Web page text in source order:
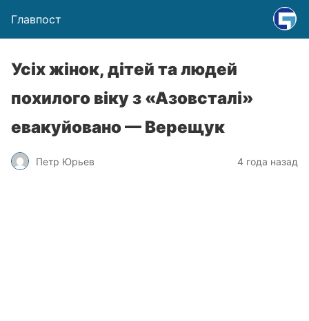
Главпост
Усіх жінок, дітей та людей
похилого віку з «Азовсталі»
евакуйовано — Верещук
Петр Юрьев 4 года назад